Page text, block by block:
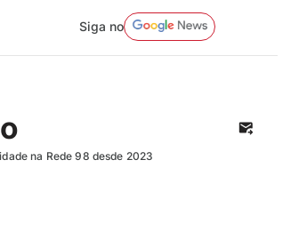
Siga no
na Rede 98 desde 2023